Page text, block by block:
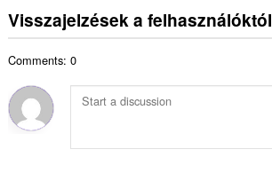
z
á
:
l
é
z
á
a
r
t
e
l
z
é
r
k
Visszajelzések a felhasználóktól
Comments: 0